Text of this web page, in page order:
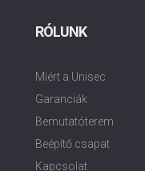
RÓLUNK
Miért a Unisec
Garanciák
Bemutatóterem
Beépítő csapat
Kapcsolat